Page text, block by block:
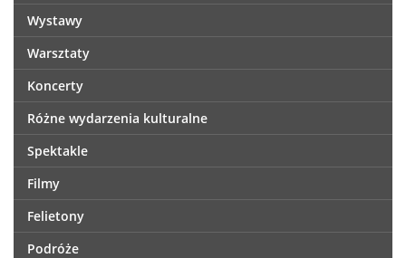
Wystawy
Warsztaty
Koncerty
Różne wydarzenia kulturalne
Spektakle
Filmy
Felietony
Podróże